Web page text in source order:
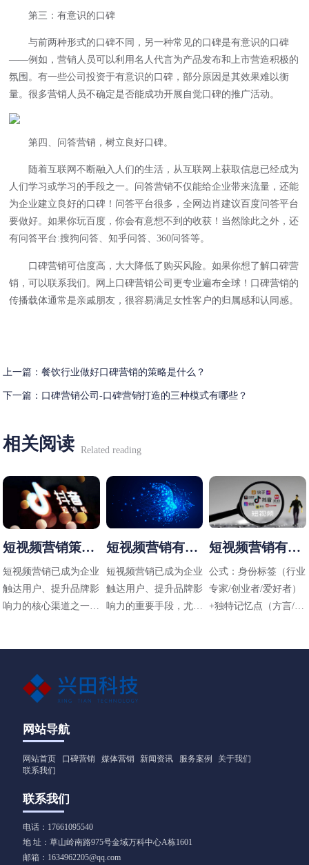
第三：有意识的口碑
与前两种形式的口碑不同，另一种常见的口碑是有意识的口碑
——例如，营销人员可以利用名人代言为产品发布和上市营造积极的
氛围。有一些公司投资于有意识的口碑，部分原因是其效果难以衡
量。很多营销人员不确定是否能成功开展自觉口碑的推广活动。
第四、问答营销，树立良好口碑。
随着互联网不断融入人们的生活，从互联网上获取信息已经成为
人们学习或学习的手段之一。问答营销不仅能给企业带来流量，还能
为企业建立良好的口碑！问答平台很多，全网边肖建议百度问答平台
要做好。如果你玩百度，你会有意想不到的收获！当然除此之外，还
有问答平台:搜狗问答、知乎问答、360问答等。
口碑营销可信度高，大大降低了购买风险。如果你想了解口碑营
销，可以联系我们。网上口碑营销公司更专业遍布全球！口碑营销的
传播载体通常是亲戚朋友，很容易满足女性客户的归属感和认同感。
上一篇：餐饮行业做好口碑营销的策略是什么？
下一篇： 口碑营销公司-口碑营销打造的三种模式有哪些？
相关阅读 Related reading
短视频营销策略
有哪些
短视频营销已成为企业
触达用户、提升品牌影
响力的核心渠道之一，
见的短视频营销策略及
应用方向：
短视频营销有哪
些方法
短视频营销已成为企业
触达用户、提升品牌影
响力的重要手段，尤其
行业（包括工业领域如
阀门企业）的短视频营
短视频营销有哪
些技巧
公式：身份标签（行业
专家/创业者/爱好者）
+独特记忆点（方言/标
网站导航
网站首页 口碑营销 媒体营销 新闻资讯 服务案例
关于我们
联系我们
联系我们
电话：17661095540
地 址：草山岭南路975号金域万科中心A栋1601
邮箱：1634962205@qq.com